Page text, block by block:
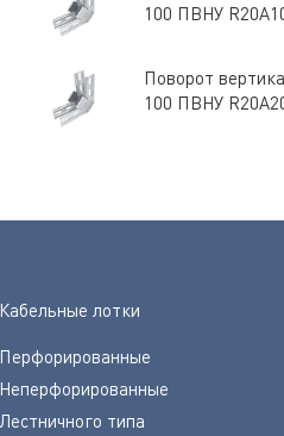
100 ПВНУ
Поворот
100 ПВНУ
Кабельные лотки
Перфорированные
Неперфорированные
Лестничного типа